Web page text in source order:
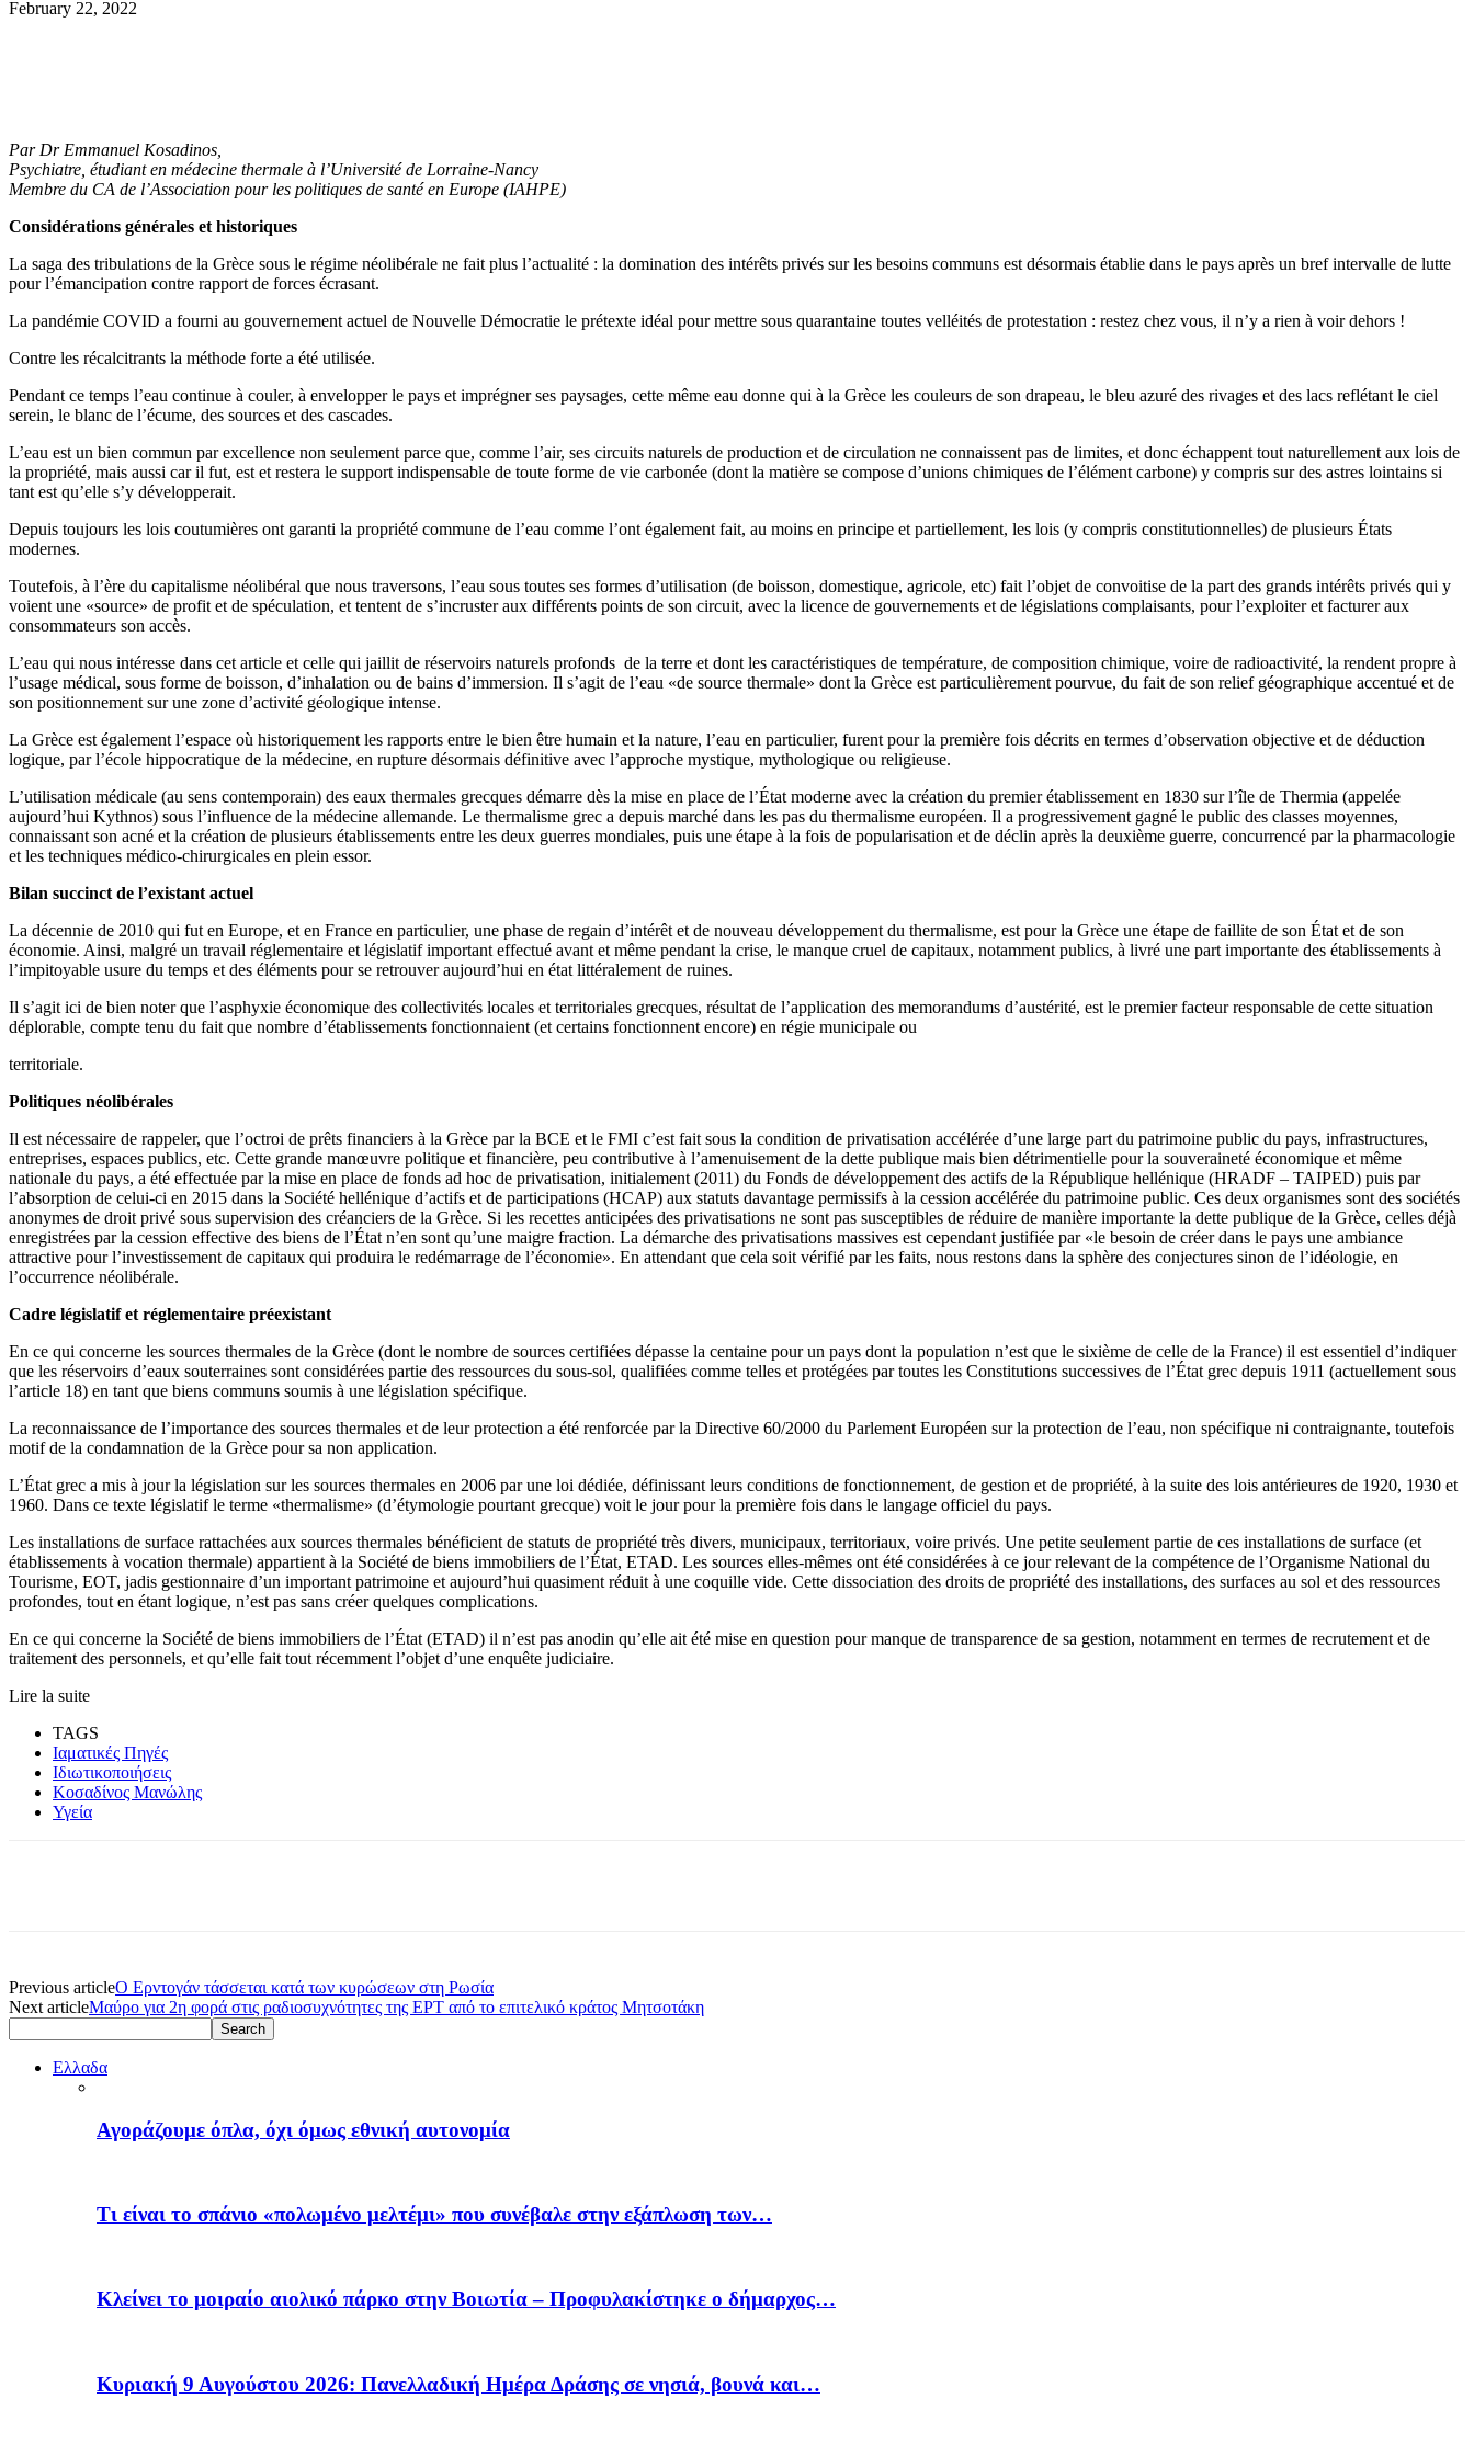
February 22, 2022
Par Dr Emmanuel Kosadinos,
Psychiatre, étudiant en médecine thermale à l’Universitéde Lorraine-Nancy
Membre du CA de l’Association pour les politiques de santéen Europe (IAHPE)
Considérations générales et historiques
La saga des tribulations de la Grèce sous le régime néolibérale ne fait plus l’actualité : la domination des intérêts privés sur les besoins communs est désormais établie dans le pays après un bref intervalle de lutte
pour l’émancipation contre rapport de forces écrasant.
La pandémie COVID a fourni au gouvernement actuel de Nouvelle Démocratie le prétexte idéal pour mettre sous quarantaine toutes velléités de protestation : restez chez vous, il n’y a rien à voir dehors !
Contre les récalcitrants la méthode forte a été utilisée.
Pendant ce temps l’eau continue à couler, à envelopper le pays et imprégner ses paysages, cette même eau donne qui à la Grèce les couleurs de son drapeau, le bleu azuré des rivages et des lacs reflétant le ciel
serein, le blanc de l’écume, des sources et des cascades.
L’eau est un bien commun par excellence non seulement parce que, comme l’air, ses circuits naturels de production et de circulation ne connaissent pas de limites, et donc échappent tout naturellement aux lois de
la propriété, mais aussi car il fut, est et restera le support indispensable de toute forme de vie carbonée (dont la matière se compose d’unions chimiques de l’élément carbone) y compris sur des astres lointains si
tant est qu’elle s’y développerait.
Depuis toujours les lois coutumières ont garanti la propriété commune de l’eau comme l’ont également fait, au moins en principe et partiellement, les lois (y compris constitutionnelles) de plusieurs États
modernes.
Toutefois, à l’ère du capitalisme néolibéral que nous traversons, l’eau sous toutes ses formes d’utilisation (de boisson, domestique, agricole, etc) fait l’objet de convoitise de la part des grands intérêts privés qui y
voient une «source» de profit et de spéculation, et tentent de s’incruster aux différents points de son circuit, avec la licence de gouvernements et de législations complaisants, pour l’exploiter et facturer aux
consommateurs son accès.
L’eau qui nous intéresse dans cet article et celle qui jaillit de réservoirs naturels profonds de la terre et dont les caractéristiques de température, de composition chimique, voire de radioactivité, la rendent propre à
l’usage médical, sous forme de boisson, d’inhalation ou de bains d’immersion. Il s’agit de l’eau «de source thermale» dont la Grèce est particulièrement pourvue, du fait de son relief géographique accentué et de
son positionnement sur une zone d’activité géologique intense.
La Grèce est également l’espace où historiquement les rapports entre le bien être humain et la nature, l’eau en particulier, furent pour la première fois décrits en termes d’observation objective et de déduction
logique, par l’école hippocratique de la médecine, en rupture désormais définitive avec l’approche mystique, mythologique ou religieuse.
L’utilisation médicale (au sens contemporain) des eaux thermales grecques démarre dès la mise en place de l’État moderne avec la création du premier établissement en 1830 sur l’île de Thermia (appelée
aujourd’hui Kythnos) sous l’influence de la médecine allemande. Le thermalisme grec a depuis marché dans les pas du thermalisme européen. Il a progressivement gagné le public des classes moyennes,
connaissant son acné et la création de plusieurs établissements entre les deux guerres mondiales, puis une étape à la fois de popularisation et de déclin après la deuxième guerre, concurrencé par la pharmacologie
et les techniques médico-chirurgicales en plein essor.
Bilan succinct de l’existant actuel
La décennie de 2010 qui fut en Europe, et en France en particulier, une phase de regain d’intérêt et de nouveau développement du thermalisme, est pour la Grèce une étape de faillite de son État et de son
économie. Ainsi, malgré un travail réglementaire et législatif important effectué avant et même pendant la crise, le manque cruel de capitaux, notamment publics, à livré une part importante des établissements à
l’impitoyable usure du temps et des éléments pour se retrouver aujourd’hui en état littéralement de ruines.
Il s’agit ici de bien noter que l’asphyxie économique des collectivités locales et territoriales grecques, résultat de l’application des memorandums d’austérité, est le premier facteur responsable de cette situation
déplorable, compte tenu du fait que nombre d’établissements fonctionnaient (et certains fonctionnent encore) en régie municipale ou
territoriale.
Politiques néolibérales
Il est nécessaire de rappeler, que l’octroi de prêts financiers à la Grèce par la BCE et le FMI c’est fait sous la condition de privatisation accélérée d’une large part du patrimoine public du pays, infrastructures,
entreprises, espaces publics, etc. Cette grande manœuvre politique et financière, peu contributive à l’amenuisement de la dette publique mais bien détrimentielle pour la souveraineté économique et même
nationale du pays, a été effectuée par la mise en place de fonds ad hoc de privatisation, initialement (2011) du Fonds de développement des actifs de la République hellénique (HRADF – TAIPED) puis par
l’absorption de celui-ci en 2015 dans la Société hellénique d’actifs et de participations (HCAP) aux statuts davantage permissifs à la cession accélérée du patrimoine public. Ces deux organismes sont des sociétés
anonymes de droit privé sous supervision des créanciers de la Grèce. Si les recettes anticipées des privatisations ne sont pas susceptibles de réduire de manière importante la dette publique de la Grèce, celles déjà
enregistrées par la cession effective des biens de l’État n’en sont qu’une maigre fraction. La démarche des privatisations massives est cependant justifiée par «le besoin de créer dans le pays une ambiance
attractive pour l’investissement de capitaux qui produira le redémarrage de l’économie». En attendant que cela soit vérifié par les faits, nous restons dans la sphère des conjectures sinon de l’idéologie, en
l’occurrence néolibérale.
Cadre législatif et réglementaire préexistant
En ce qui concerne les sources thermales de la Grèce (dont le nombre de sources certifiées dépasse la centaine pour un pays dont la population n’est que le sixième de celle de la France) il est essentiel d’indiquer
que les réservoirs d’eaux souterraines sont considérées partie des ressources du sous-sol, qualifiées comme telles et protégées par toutes les Constitutions successives de l’État grec depuis 1911 (actuellement sous
l’article 18) en tant que biens communs soumis à une législation spécifique.
La reconnaissance de l’importance des sources thermales et de leur protection a été renforcée par la Directive 60/2000 du Parlement Européen sur la protection de l’eau, non spécifique ni contraignante, toutefois
motif de la condamnation de la Grèce pour sa non application.
L’État grec a mis à jour la législation sur les sources thermales en 2006 par une loi dédiée, définissant leurs conditions de fonctionnement, de gestion et de propriété, à la suite des lois antérieures de 1920, 1930 et
1960. Dans ce texte législatif le terme «thermalisme» (d’étymologie pourtant grecque) voit le jour pour la première fois dans le langage officiel du pays.
Les installations de surface rattachées aux sources thermales bénéficient de statuts de propriété très divers, municipaux, territoriaux, voire privés. Une petite seulement partie de ces installations de surface (et
établissements à vocation thermale) appartient à la Société de biens immobiliers de l’État, ETAD. Les sources elles-mêmes ont été considérées à ce jour relevant de la compétence de l’Organisme National du
Tourisme, EOT, jadis gestionnaire d’un important patrimoine et aujourd’hui quasiment réduit à une coquille vide. Cette dissociation des droits de propriété des installations, des surfaces au sol et des ressources
profondes, tout en étant logique, n’est pas sans créer quelques complications.
En ce qui concerne la Société de biens immobiliers de l’État (ETAD) il n’est pas anodin qu’elle ait été mise en question pour manque de transparence de sa gestion, notamment en termes de recrutement et de
traitement des personnels, et qu’elle fait tout récemment l’objet d’une enquête judiciaire.
Lire la suite
TAGS
Ιαματικές Πηγές
Ιδιωτικοποιήσεις
Κοσαδίνος Μανώλης
Υγεία
Previous articleΟ Ερντογάν τάσσεται κατά των κυρώσεων στη Ρωσία
Next articleΜαύρο για 2η φορά στις ραδιοσυχνότητες της ΕΡΤ από το επιτελικό κράτος Μητσοτάκη
Ελλαδα
Αγοράζουμε όπλα, όχι όμως εθνική αυτονομία
Τι είναι το σπάνιο «πολωμένο μελτέμι» που συνέβαλε στην εξάπλωση των…
Κλείνει το μοιραίο αιολικό πάρκο στην Βοιωτία – Προφυλακίστηκε ο δήμαρχος…
Κυριακή 9 Αυγούστου 2026: Πανελλαδική Ημέρα Δράσης σε νησιά, βουνά και…